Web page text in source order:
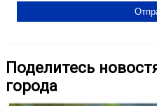
Поделитесь
города